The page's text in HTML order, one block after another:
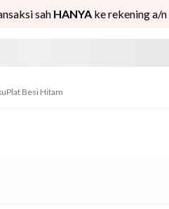
sah HANYA ke rekening a/n
Plat Besi Hitam